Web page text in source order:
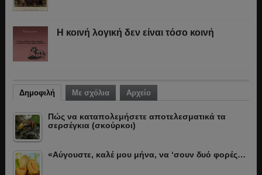
Η κοινή λογική δεν είναι τόσο κοινή
Δημοφιλή Με σχόλια Αρχείο
Πώς να καταπολεμήσετε αποτελεσματικά τα
σερσέγκια (σκούρκοι)
«Αύγουστε, καλέ μου μήνα, να ‘σουν δυό φορές…